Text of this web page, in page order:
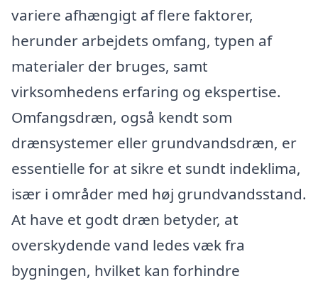
variere afhængigt af flere faktorer,
herunder arbejdets omfang, typen af
materialer der bruges, samt
virksomhedens erfaring og ekspertise.
Omfangsdræn, også kendt som
drænsystemer eller grundvandsdræn, er
essentielle for at sikre et sundt indeklima,
især i områder med høj grundvandsstand.
At have et godt dræn betyder, at
overskydende vand ledes væk fra
bygningen, hvilket kan forhindre